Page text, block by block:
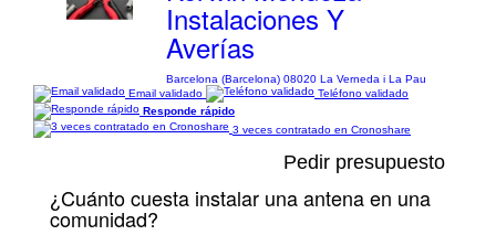
Instalaciones Y
Averías
Barcelona (Barcelona) 08020 La Verneda i La Pau
Email validado
Teléfono validado
Responde rápido
3 veces contratado en Cronoshare
Pedir presupuesto
¿Cuánto cuesta instalar una antena en una
comunidad?